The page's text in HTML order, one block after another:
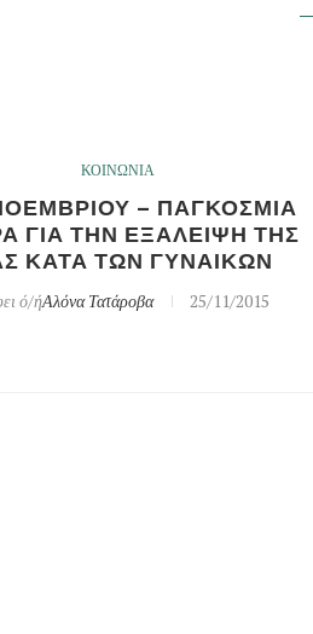
ΚΟΙΝΩΝΙΑ
– ΠΑΓΚΟΣΜΙΑ
ΓΙΑ ΤΗΝ ΕΞΑΛΕΙΨΗ ΤΗΣ
ΚΑΤΑ ΤΩΝ ΓΥΝΑΙΚΩΝ
ό/ήΑλόνα Τατάροβα 25/11/2015